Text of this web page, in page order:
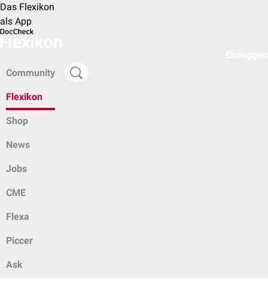
Das Flexikon
als App
Community
Flexikon
Shop
News
Jobs
CME
Flexa
Piccer
Ask